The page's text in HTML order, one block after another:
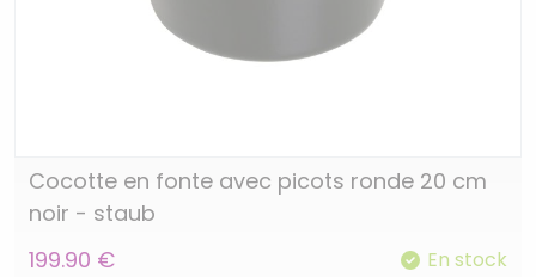
Cocotte en fonte avec picots ronde 20 cm
noir - staub
199.90 €
En stock